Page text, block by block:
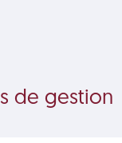
de gestion